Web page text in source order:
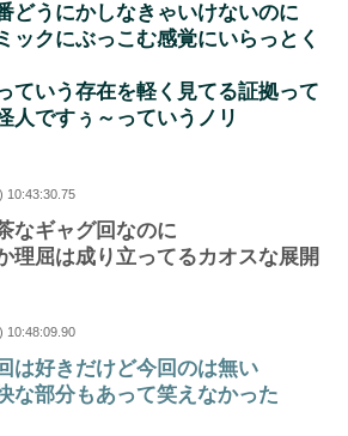
どうにかしなきゃいけないのに
ックにぶっこむ感覚にいらっとく
ていう存在を軽く見てる証拠って
人ですぅ～っていうノリ
10:43:30.75
なギャグ回なのに
理屈は成り立ってるカオスな展開
10:48:09.90
は好きだけど今回のは無い
な部分もあって笑えなかった